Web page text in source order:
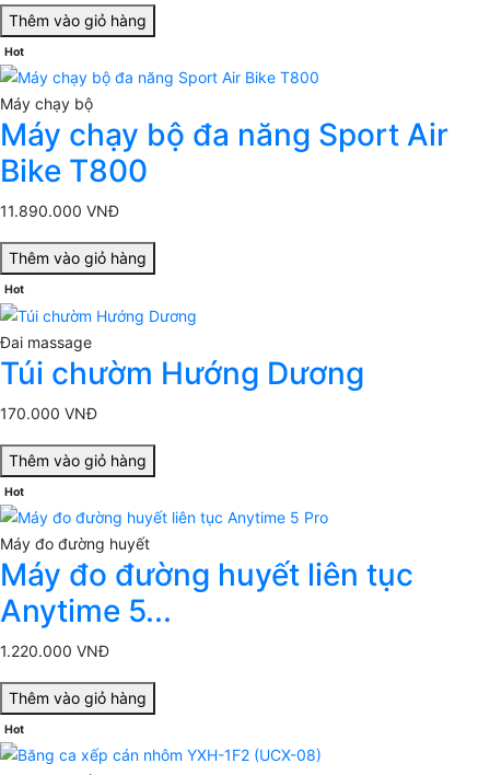
Thêm vào giỏ hàng
Hot
Máy chạy bộ
Máy chạy bộ đa năng Sport Air
Bike T800
11.890.000 VNĐ
Thêm vào giỏ hàng
Hot
Đai massage
Túi chườm Hướng Dương
170.000 VNĐ
Thêm vào giỏ hàng
Hot
Máy đo đường huyết
Máy đo đường huyết liên tục
Anytime 5...
1.220.000 VNĐ
Thêm vào giỏ hàng
Hot